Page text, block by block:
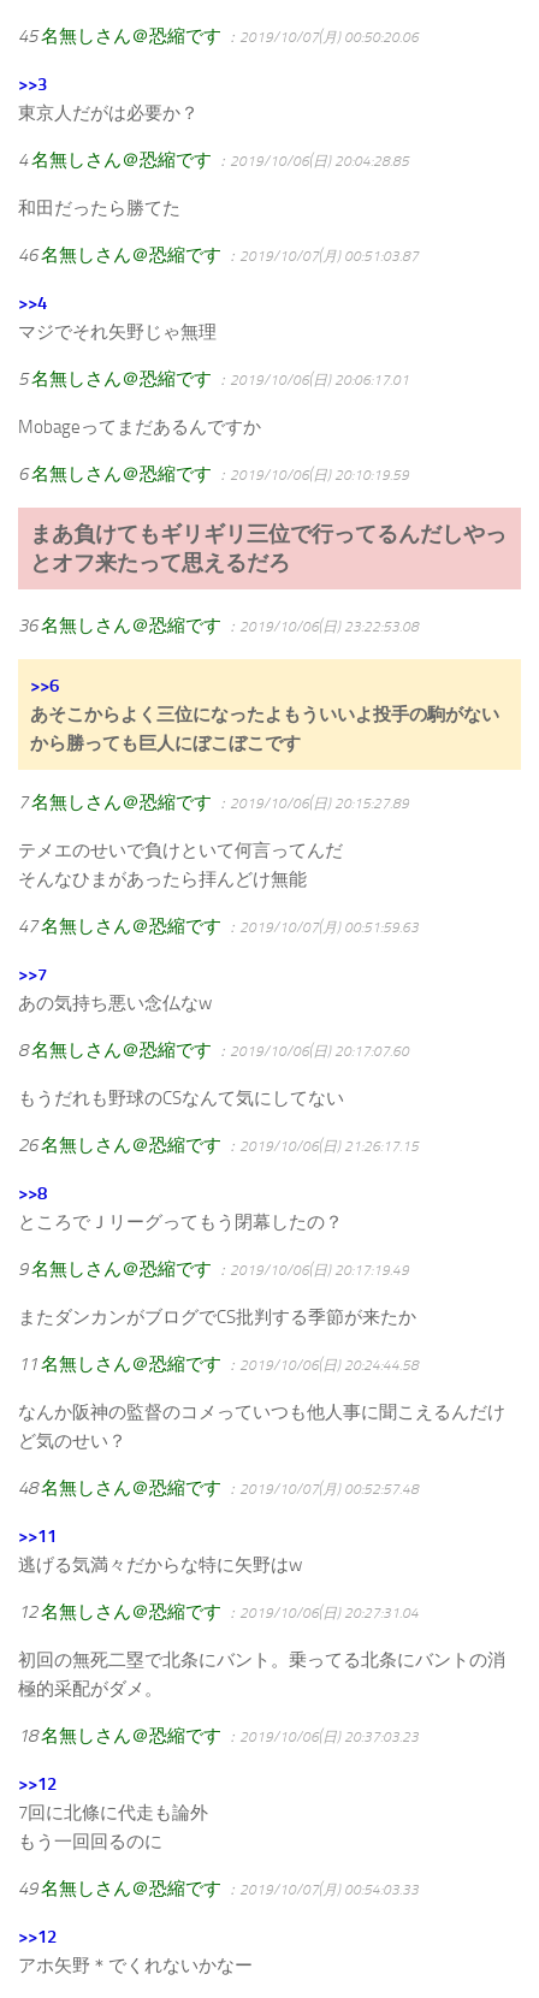
45名無しさん＠恐縮です ：2019/10/07(月) 00:50:20.06
>>3
東京人だがは必要か？
4名無しさん＠恐縮です ：2019/10/06(日) 20:04:28.85
和田だったら勝てた
46名無しさん＠恐縮です ：2019/10/07(月) 00:51:03.87
>>4
マジでそれ矢野じゃ無理
5名無しさん＠恐縮です ：2019/10/06(日) 20:06:17.01
Mobageってまだあるんですか
6名無しさん＠恐縮です ：2019/10/06(日) 20:10:19.59
まあ負けてもギリギリ三位で行ってるんだしやっ
とオフ来たって思えるだろ
36名無しさん＠恐縮です ：2019/10/06(日) 23:22:53.08
>>6
あそこからよく三位になったよもういいよ投手の駒がない
から勝っても巨人にぼこぼこです
7名無しさん＠恐縮です ：2019/10/06(日) 20:15:27.89
テメエのせいで負けといて何言ってんだ
そんなひまがあったら拝んどけ無能
47名無しさん＠恐縮です ：2019/10/07(月) 00:51:59.63
>>7
あの気持ち悪い念仏なw
8名無しさん＠恐縮です ：2019/10/06(日) 20:17:07.60
もうだれも野球のCSなんて気にしてない
26名無しさん＠恐縮です ：2019/10/06(日) 21:26:17.15
>>8
ところでＪリーグってもう閉幕したの？
9名無しさん＠恐縮です ：2019/10/06(日) 20:17:19.49
またダンカンがブログでCS批判する季節が来たか
11名無しさん＠恐縮です ：2019/10/06(日) 20:24:44.58
なんか阪神の監督のコメっていつも他人事に聞こえるんだけ
ど気のせい？
48名無しさん＠恐縮です ：2019/10/07(月) 00:52:57.48
>>11
逃げる気満々だからな特に矢野はw
12名無しさん＠恐縮です ：2019/10/06(日) 20:27:31.04
初回の無死二塁で北条にバント。乗ってる北条にバントの消
極的采配がダメ。
18名無しさん＠恐縮です ：2019/10/06(日) 20:37:03.23
>>12
7回に北條に代走も論外
もう一回回るのに
49名無しさん＠恐縮です ：2019/10/07(月) 00:54:03.33
>>12
アホ矢野＊でくれないかなー